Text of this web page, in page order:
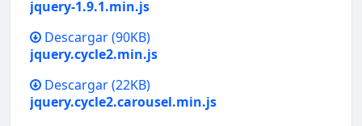
jquery-1.9.1.min.js
Descargar(90KB)
jquery.cycle2.min.js
Descargar(22KB)
jquery.cycle2.carousel.min.js